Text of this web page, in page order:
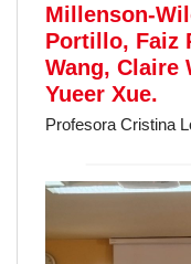
Millenson-
Portillo, Faiz
Wang, Claire
Yueer Xue.
Profesora Cristina